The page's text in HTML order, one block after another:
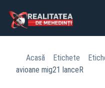
Acasă Etichete
avioane mig21 lanceR